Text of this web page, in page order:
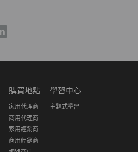
購買地點
家用代理商
商用代理商
家用經銷商
商用經銷商
學習中心
主題式學習